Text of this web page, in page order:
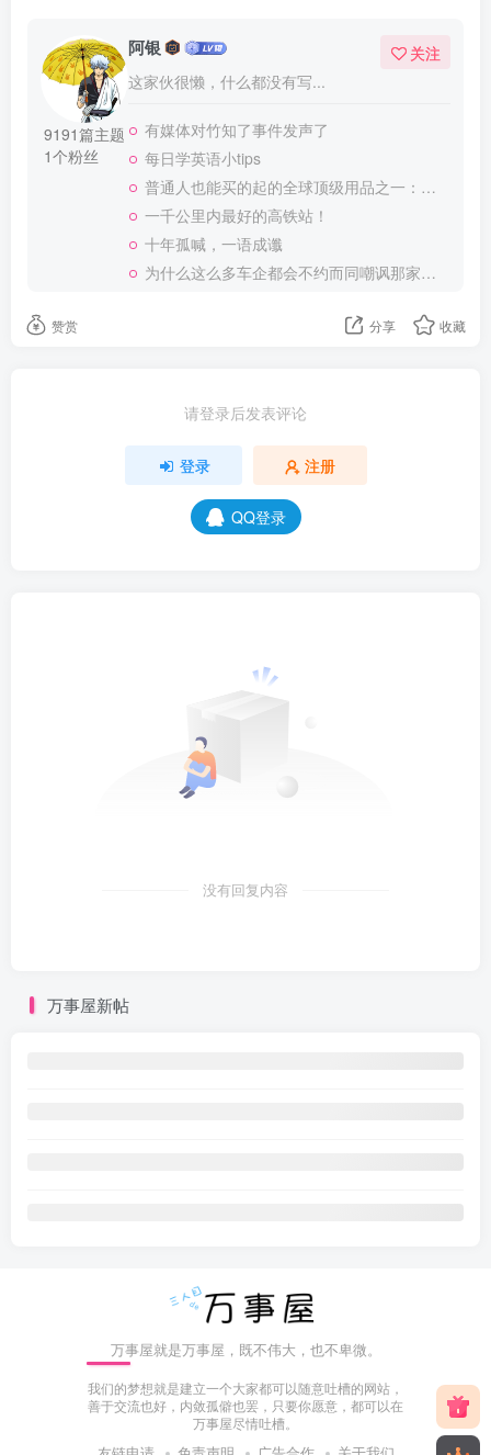
9191篇主题
1个粉丝
阿银
这家伙很懒，什么都没有写...
关注
有媒体对竹知了事件发声了
每日学英语小tips
普通人也能买的起的全球顶级用品之一：WD-40润滑除锈剂！
一千公里内最好的高铁站！
十年孤喊，一语成谶
为什么这么多车企都会不约而同嘲讽那家说不得的车企？
赞赏 分享 收藏
请登录后发表评论
登录 注册
QQ登录
没有回复内容
万事屋新帖
万事屋就是万事屋，既不伟大，也不卑微。
我们的梦想就是建立一个大家都可以随意吐槽的网站，
善于交流也好，内敛孤僻也罢，只要你愿意，都可以在
万事屋尽情吐槽。